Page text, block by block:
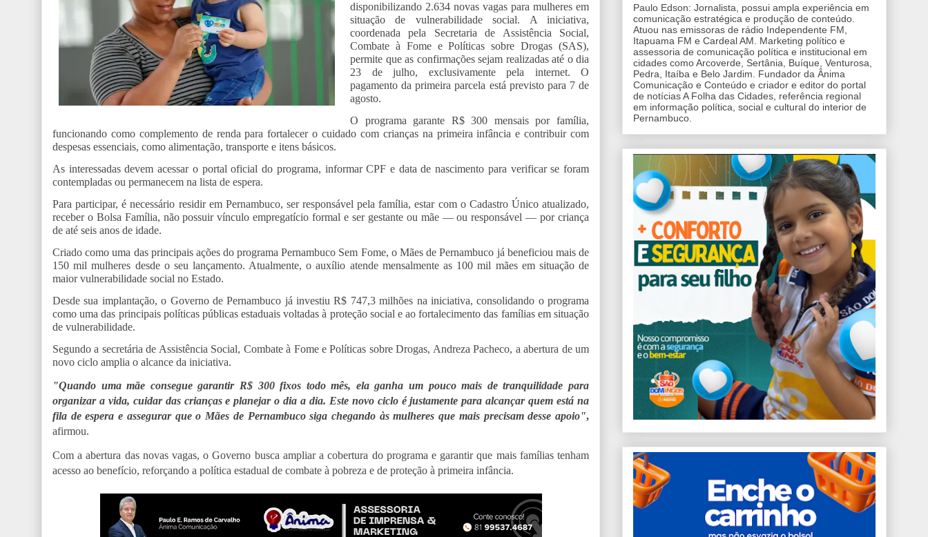
disponibilizando 2.634 novas vagas para mulheres em
situação de vulnerabilidade social. A iniciativa,
coordenada pela Secretaria de Assistência Social,
Combate à Fome e Políticas sobre Drogas (SAS),
permite que as confirmações sejam realizadas até o dia
23 de julho, exclusivamente pela internet. O
pagamento da primeira parcela está previsto para 7 de
agosto.
O programa garante R$ 300 mensais por família,
funcionando como complemento de renda para fortalecer o cuidado com crianças na primeira infância e contribuir com
despesas essenciais, como alimentação, transporte e itens básicos.
As interessadas devem acessar o portal oficial do programa, informar CPF e data de nascimento para verificar se foram
contempladas ou permanecem na lista de espera.
Para participar, é necessário residir em Pernambuco, ser responsável pela família, estar com o Cadastro Único atualizado,
receber o Bolsa Família, não possuir vínculo empregatício formal e ser gestante ou mãe — ou responsável — por criança
de até seis anos de idade.
Criado como uma das principais ações do programa Pernambuco Sem Fome, o Mães de Pernambuco já beneficiou mais de
150 mil mulheres desde o seu lançamento. Atualmente, o auxílio atende mensalmente as 100 mil mães em situação de
maior vulnerabilidade social no Estado.
Desde sua implantação, o Governo de Pernambuco já investiu R$ 747,3 milhões na iniciativa, consolidando o programa
como uma das principais políticas públicas estaduais voltadas à proteção social e ao fortalecimento das famílias em situação
de vulnerabilidade.
Segundo a secretária de Assistência Social, Combate à Fome e Políticas sobre Drogas, Andreza Pacheco, a abertura de um
novo ciclo amplia o alcance da iniciativa.
"Quando uma mãe consegue garantir R$ 300 fixos todo mês, ela ganha um pouco mais de tranquilidade para
organizar a vida, cuidar das crianças e planejar o dia a dia. Este novo ciclo é justamente para alcançar quem está na
fila de espera e assegurar que o Mães de Pernambuco siga chegando às mulheres que mais precisam desse apoio",
afirmou.
Com a abertura das novas vagas, o Governo busca ampliar a cobertura do programa e garantir que mais famílias tenham
acesso ao benefício, reforçando a política estadual de combate à pobreza e de proteção à primeira infância.
Paulo Edson: Jornalista, possui ampla experiência em
comunicação estratégica e produção de conteúdo.
Atuou nas emissoras de rádio Independente FM,
Itapuama FM e Cardeal AM. Marketing político e
assessoria de comunicação política e institucional em
cidades como Arcoverde, Sertânia, Buíque, Venturosa,
Pedra, Itaíba e Belo Jardim. Fundador da Ânima
Comunicação e Conteúdo e criador e editor do portal
de notícias A Folha das Cidades, referência regional
em informação política, social e cultural do interior de
Pernambuco.